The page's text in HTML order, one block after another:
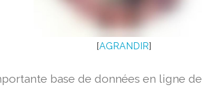
[AGRANDIR]
base de données en ligne de